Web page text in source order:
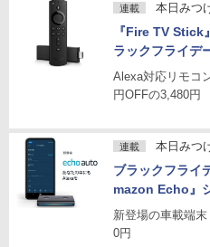
連載 本日みつ
『Fire TV
ラックフライデ
Alexa対応リモコ
円OFFの3,480円
連載 本日みつ
ブラックフライ
mazon Echo』
新登場の車載端
0円